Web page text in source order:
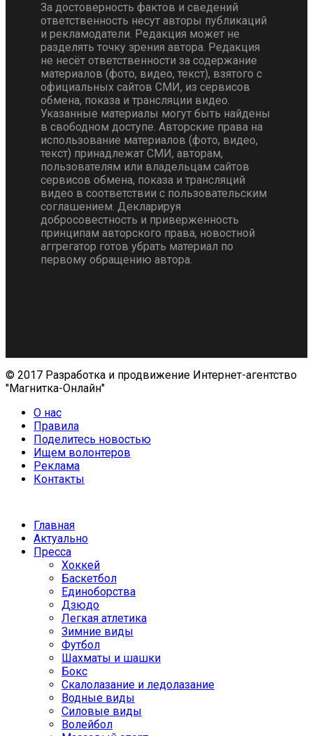
За достоверность фактов и сведений
ответственность несут авторы публикаций
и рекламодатели. Редакция может не
разделять точку зрения автора. Редакция
не несёт ответственности за содержание
материалов (фото, видео, текст), взятого с
официальных сайтов СМИ, из сервисов
обмена, показа и трансляции видео.
Указанные материалы могут быть найдены
в свободном доступе. Авторские права на
использование материалов (фото, видео,
текст) принадлежат СМИ, авторам,
пользователям или владельцам сайтов
сервисов обмена, показа и трансляций
видео в соответствии с пользовательским
соглашением. Декларируя
добросовестность и приверженность
принципам авторского права, новостной
аггрегатор готов убрать материал по
первому обращению автора.
© 2017 Разработка и продвижение Интернет-агентство
"Магнитка-Онлайн"
О нас
Правила
Поделитесь новостью
Ищем волонтеров
Реклама
Контакты
Главная
Актуально
Пресса
Хоккей
Баскетбол
Единоборства
Дзюдо
Легкая атлетика
Зимние виды
Футбол
Шахматы и шашки
Бокс
Скалолазание и ледолазание
Водные виды
Силовые виды
Волейбол